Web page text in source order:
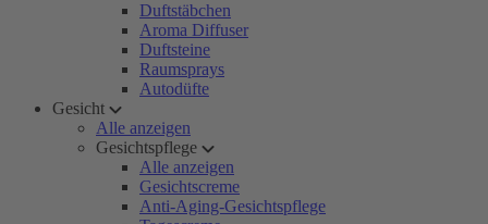
Duftstäbchen
Aroma Diffuser
Duftsteine
Raumsprays
Autodüfte
Gesicht
Alle anzeigen
Gesichtspflege
Alle anzeigen
Gesichtscreme
Anti-Aging-Gesichtspflege